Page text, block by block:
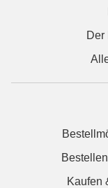
Der
Kaufen